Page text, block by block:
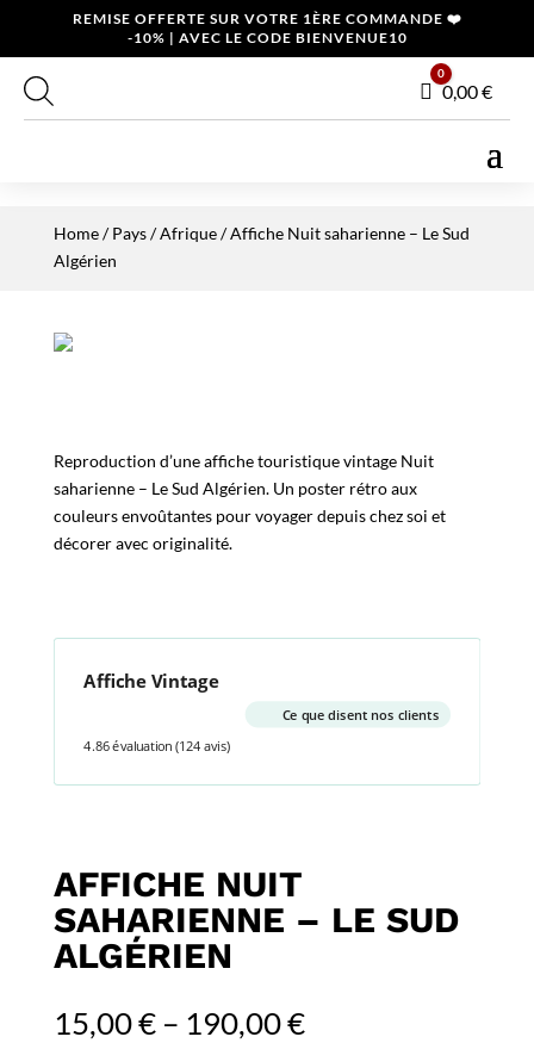
REMISE OFFERTE SUR VOTRE 1ÈRE COMMANDE ❤️
-10% | AVEC LE CODE BIENVENUE10
Panier
0
0,00€
Home/Pays/Afrique/ Affiche Nuit saharienne – Le Sud
Algérien
Reproduction d’une affiche touristique vintage Nuit
saharienne – Le Sud Algérien. Un poster rétro aux
couleurs envoûtantes pour voyager depuis chez soi et
décorer avec originalité.
Affiche Vintage
Ce que disent nos clients
4.86 évaluation (124 avis)
AFFICHE NUIT
SAHARIENNE – LE SUD
ALGÉRIEN
15,00€– 190,00€